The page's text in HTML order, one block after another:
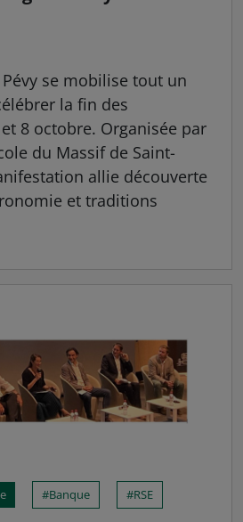
se mobilise tout un
la fin des
8 octobre. Organisée par
du Massif de Saint-
allie découverte
et traditions
Banque RSE